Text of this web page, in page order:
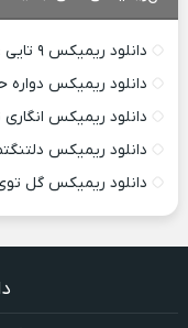
دانلود ریمیکس ۹ تایی علیرضا اسپید
دانلود ریمیکس
دانلود ریمیکس
دانلود ریمیکس
دانلود ریمیکس گل